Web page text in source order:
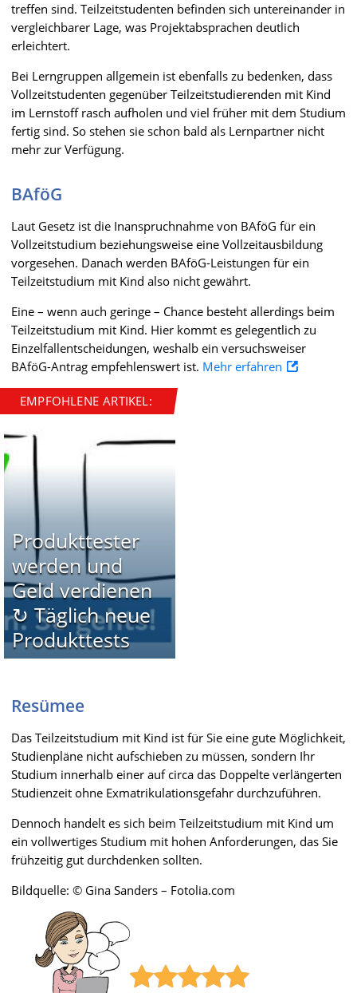
treffen sind. Teilzeitstudenten befinden sich untereinander in
vergleichbarer Lage, was Projektabsprachen deutlich
erleichtert.
Bei Lerngruppen allgemein ist ebenfalls zu bedenken, dass
Vollzeitstudenten gegenüber Teilzeitstudierenden mit Kind
im Lernstoff rasch aufholen und viel früher mit dem Studium
fertig sind. So stehen sie schon bald als Lernpartner nicht
mehr zur Verfügung.
BAföG
Laut Gesetz ist die Inanspruchnahme von BAföG für ein
Vollzeitstudium beziehungsweise eine Vollzeitausbildung
vorgesehen. Danach werden BAföG-Leistungen für ein
Teilzeitstudium mit Kind also nicht gewährt.
Eine – wenn auch geringe – Chance besteht allerdings beim
Teilzeitstudium mit Kind. Hier kommt es gelegentlich zu
Einzelfallentscheidungen, weshalb ein versuchsweiser
BAföG-Antrag empfehlenswert ist. Mehr erfahren
EMPFOHLENE ARTIKEL:
Produkttester
werden und
Geld verdienen
↻ Täglich neue
Produkttests
Resümee
Das Teilzeitstudium mit Kind ist für Sie eine gute Möglichkeit,
Studienpläne nicht aufschieben zu müssen, sondern Ihr
Studium innerhalb einer auf circa das Doppelte verlängerten
Studienzeit ohne Exmatrikulationsgefahr durchzuführen.
Dennoch handelt es sich beim Teilzeitstudium mit Kind um
ein vollwertiges Studium mit hohen Anforderungen, das Sie
frühzeitig gut durchdenken sollten.
Bildquelle: © Gina Sanders – Fotolia.com